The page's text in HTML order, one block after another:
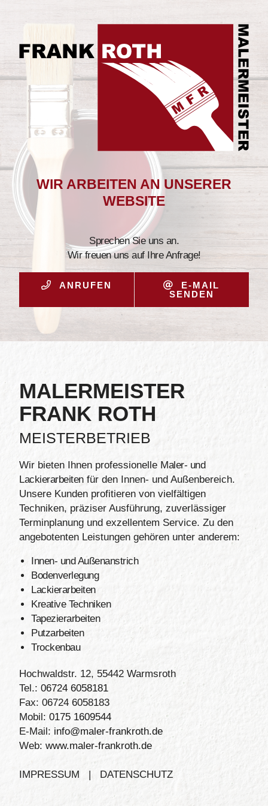
WIR ARBEITEN AN UNSERER
WEBSITE
BITTE NOCH ETWAS GEDULD
Sprechen Sie uns an.
Wir freuen uns auf Ihre Anfrage!
ANRUFEN
ANRUFEN E-MAIL SENDEN
E-MAIL
SENDEN
MALERMEISTER
FRANK ROTH
MEISTERBETRIEB
Wir bieten Ihnen professionelle Maler- und
Lackierarbeitenfür den Innen- und Außenbereich.
Unsere Kunden profitieren von vielfältigen
Techniken, präziser Ausführung, zuverlässiger
Terminplanung und exzellentem Service. Zu den
angebotenten Leistungen gehören unter anderem:
Innen- und Außenanstrich
Bodenverlegung
Lackierarbeiten
Kreative Techniken
Tapezierarbeiten
Putzarbeiten
Trockenbau
Hochwaldstr. 12, 55442 Warmsroth
Tel.: 06724 6058181
Fax: 06724 6058183
Mobil: 0175 1609544
E-Mail: info@maler-frankroth.de
Web: www.maler-frankroth.de
IMPRESSUM | DATENSCHUTZ